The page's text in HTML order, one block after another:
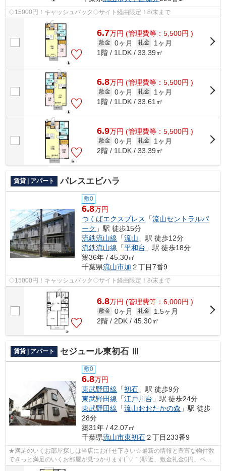
◇15000円！キャッシュバック◇サイト経由限定！8/末まで
6.7万円 (管理費等：5,500円 )
敷金 0ヶ月 礼金
1ヶ月
1階 / 1LDK / 33.39㎡
6.8万円 (管理費等：5,500円 )
敷金 0ヶ月 礼金
1ヶ月
1階 / 1LDK / 33.61㎡
6.9万円 (管理費等：5,500円 )
敷金 0ヶ月 礼金
1ヶ月
2階 / 1LDK / 33.39㎡
賃貸 | アパート パレスエビハラ
敷0
6.8万円
つくばエクスプレス
「流山セントラルパ
ーク 」駅 徒歩15分
流鉄流山線 「流山 」駅 徒歩12分
流鉄流山線 「平和台 」駅 徒歩18分
築36年 / 45.30㎡
千葉県流山市加 ２丁目7番9
◇15000円！キャッシュバック◇サイト経由限定！8/末まで
6.8万円 (管理費等：6,000円 )
敷金 0ヶ月 礼金
1.5ヶ月
2階 / 2DK / 45.30㎡
賃貸 | アパート セジュール東初石 Ⅲ
敷0
6.8万円
東武野田線 「初石 」駅 徒歩9分
東武野田線 「江戸川台 」駅 徒歩24分
東武野田線 「流山おおたかの森 」駅 徒歩
28分
築31年 / 42.07㎡
千葉県流山市東初石２丁目233番9
★満足のいくお部屋探しは当店にお任せ下さい☆最新の情報と豊富な物件数
できっと満足のいくお部屋が見つかります(´▽｀)駅近、敷金礼金0円、ペッ
ト可、収納豊富など多数ご用意♪新生活を...